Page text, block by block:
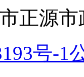
正源
号-1